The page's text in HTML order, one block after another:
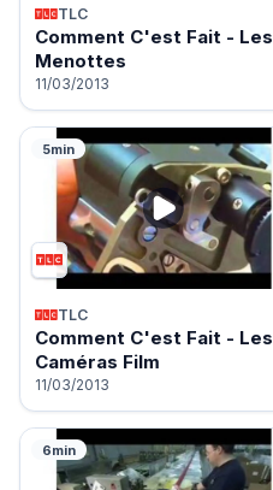
TLC
Comment C'est Fait - Les
Menottes
11/03/2013
5min
TLC
Comment C'est Fait - Les
Caméras Film
11/03/2013
6min